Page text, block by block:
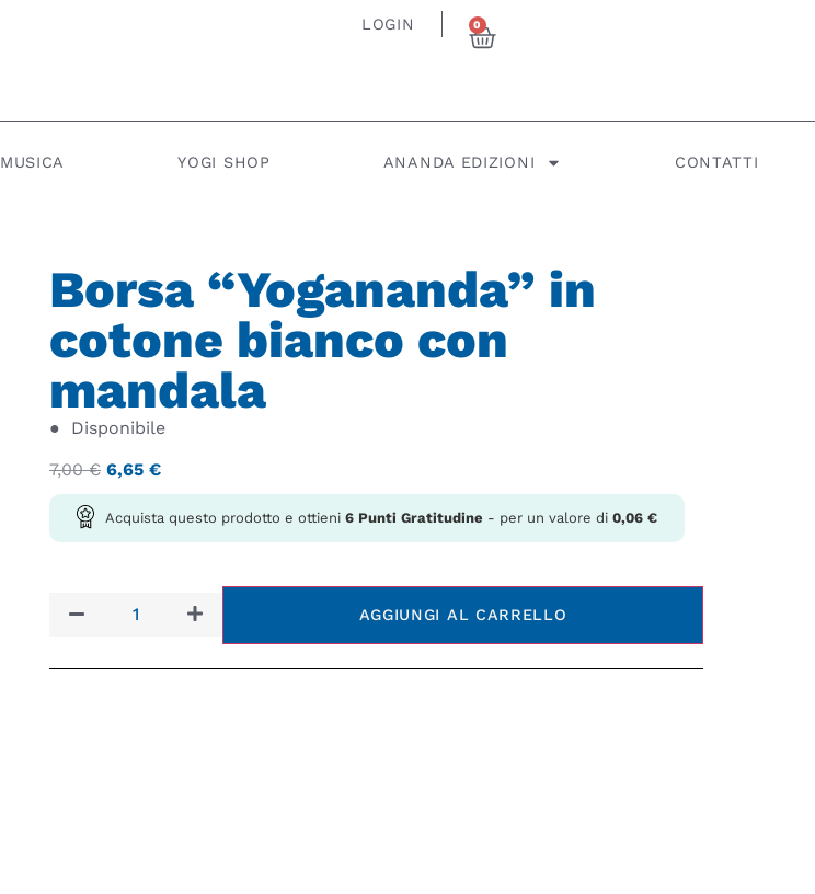
LOGIN 0
MUSICA YOGI SHOP ANANDA EDIZIONI CONTATTI
Borsa “Yogananda” in
cotone bianco con
mandala
● Disponibile
7,00€ 6,65 €
Acquista questo prodotto e ottieni 6 Punti Gratitudine - per un valore di 0,06 €
AGGIUNGI AL CARRELLO